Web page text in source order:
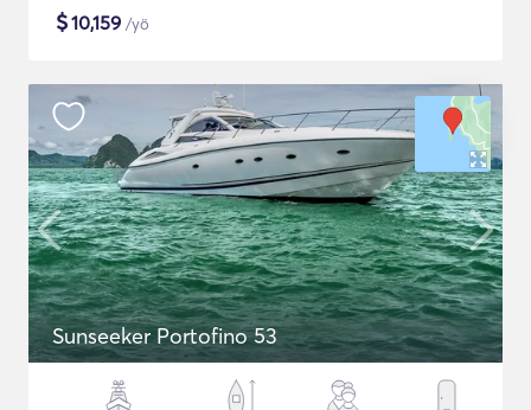
$10,159 /yö
Sunseeker Portofino 53